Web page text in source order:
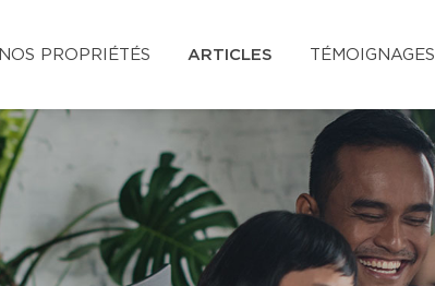
NOS PROPRIÉTÉS ARTICLES TÉMOIGNAGES